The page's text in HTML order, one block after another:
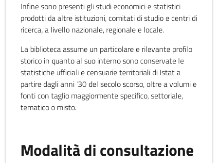
Infine sono presenti gli studi economici e statistici
prodotti da altre istituzioni, comitati di studio e centri di
ricerca, a livello nazionale, regionale e locale.
La biblioteca assume un particolare e rilevante profilo
storico in quanto al suo interno sono conservate le
statistiche ufficiali e censuarie territoriali di Istat a
partire dagli anni '30 del secolo scorso, oltre a volumi e
fonti con taglio maggiormente specifico, settoriale,
tematico o misto.
Modalità di consultazione